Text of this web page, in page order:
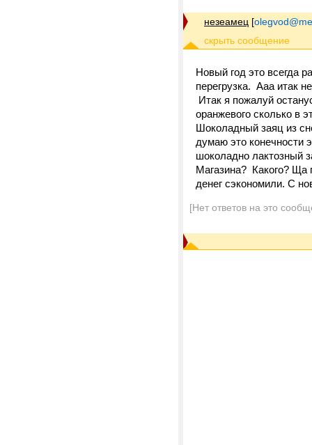
незеамец [
Новый год это всегда
перегрузка. Ааа итак
Итак я пожалуй
оранжевого сколько в
Шоколадный заяц из
думаю это конечности
шоколадно лактозный
Магазина? Какого? Ща
денег сэкономили. С
[Нет ответов на это